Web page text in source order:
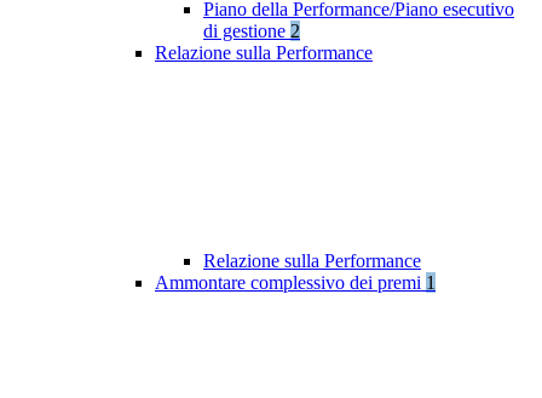
Piano della Performance/Piano esecutivo
di gestione 2
Relazione sulla Performance
Relazione sulla Performance
Ammontare complessivo dei premi 1